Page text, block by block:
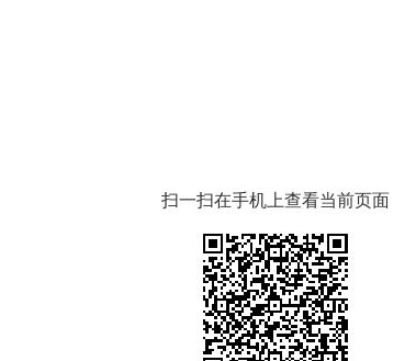
扫一扫在手机上查看当前页面